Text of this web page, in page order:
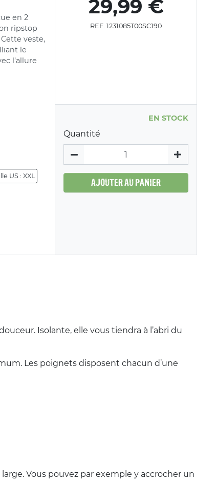
en 2
ripstop
veste,
le
l’allure
29,99 €
REF. 1231085T00SC190
EN STOCK
Quantité
AJOUTER AU PANIER
US : XXL
Isolante, elle vous tiendra à l’abri du
Les poignets disposent chacun d’une
Vous pouvez par exemple y accrocher un